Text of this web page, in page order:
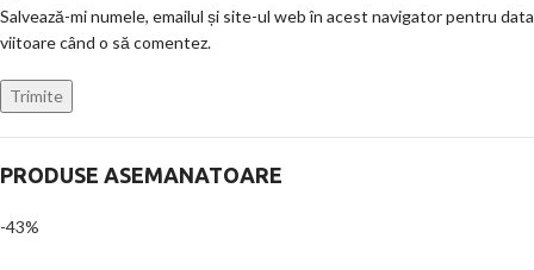
Salvează-mi numele, emailul și site-ul web în acest navigator pentru data
viitoare când o să comentez.
PRODUSE ASEMANATOARE
-43%